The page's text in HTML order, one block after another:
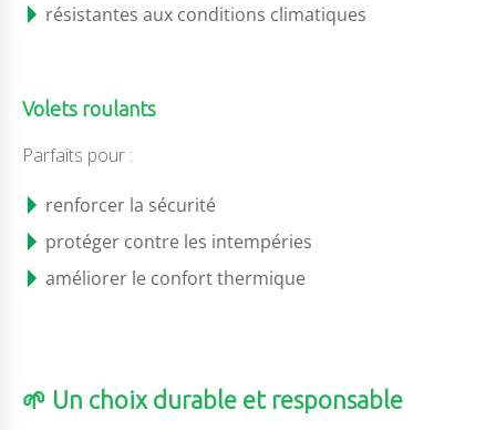
résistantes aux conditions climatiques
Volets roulants
Parfaits pour :
renforcer la sécurité
protéger contre les intempéries
améliorer le confort thermique
🌱 Un choix durable et responsable